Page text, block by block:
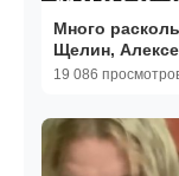
Много
Щелин,
понимания
19 086